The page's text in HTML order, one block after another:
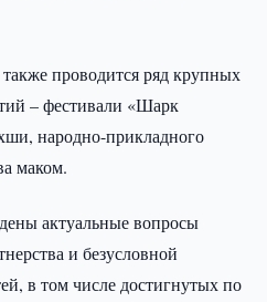
проводится ряд крупных
– фестивали «Шарк
народно-прикладного
маком.
актуальные вопросы
и безусловной
в том числе достигнутых по